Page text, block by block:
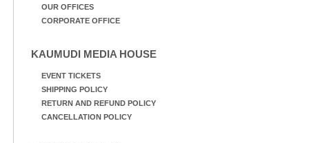
OUR OFFICES
CORPORATE OFFICE
KAUMUDI MEDIA HOUSE
EVENT TICKETS
SHIPPING POLICY
RETURN AND REFUND POLICY
CANCELLATION POLICY